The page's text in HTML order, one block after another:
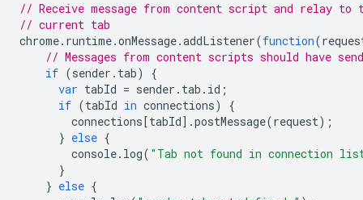
// Receive message from content script and relay to
// current tab
chrome. runtime.onMessage.addListener(function(
// Messages from content scripts should have
if (sender . tab)
{
var tabId = sender . tab . id ;
if (tabId in connections)
{
connections [tabId].postMessage(request);
} else {
console. log( "Tab not found in connection
}
} else {